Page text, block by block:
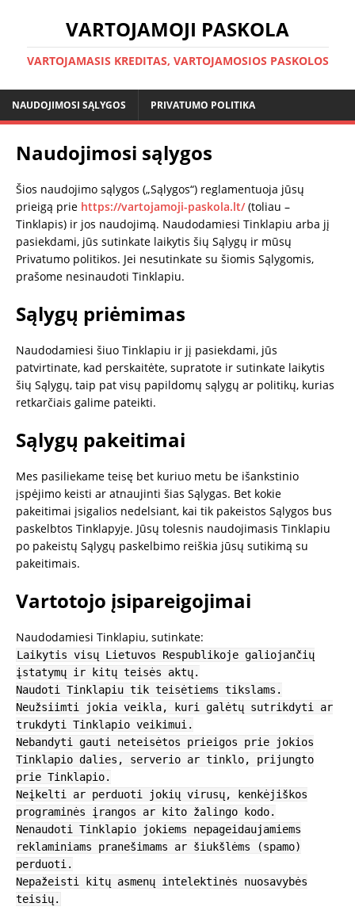
VARTOJAMOJI PASKOLA
VARTOJAMASIS KREDITAS, VARTOJAMOSIOS PASKOLOS
NAUDOJIMOSI SĄLYGOS PRIVATUMO POLITIKA
Naudojimosi sąlygos
Šios naudojimo sąlygos („Sąlygos“) reglamentuoja jūsų
prieigą prie https://vartojamoji-paskola.lt/(toliau –
Tinklapis) ir jos naudojimą. Naudodamiesi Tinklapiu arba jį
pasiekdami, jūs sutinkate laikytis šių Sąlygų ir mūsų
Privatumo politikos. Jei nesutinkate su šiomis Sąlygomis,
prašome nesinaudoti Tinklapiu.
Sąlygų priėmimas
Naudodamiesi šiuo Tinklapiu ir jį pasiekdami, jūs
patvirtinate, kad perskaitėte, supratote ir sutinkate laikytis
šių Sąlygų, taip pat visų papildomų sąlygų ar politikų, kurias
retkarčiais galime pateikti.
Sąlygų pakeitimai
Mes pasiliekame teisę bet kuriuo metu be išankstinio
įspėjimo keisti ar atnaujinti šias Sąlygas. Bet kokie
pakeitimai įsigalios nedelsiant, kai tik pakeistos Sąlygos bus
paskelbtos Tinklapyje. Jūsų tolesnis naudojimasis Tinklapiu
po pakeistų Sąlygų paskelbimo reiškia jūsų sutikimą su
pakeitimais.
Vartotojo įsipareigojimai
Naudodamiesi Tinklapiu, sutinkate:
Laikytis visų Lietuvos Respublikoje galiojančių
įstatymų ir kitų teisės aktų.
Naudoti Tinklapiu tik teisėtiems tikslams.
Neužsiimti jokia veikla, kuri galėtų sutrikdyti ar
trukdyti Tinklapio veikimui.
Nebandyti gauti neteisėtos prieigos prie jokios
Tinklapio dalies, serverio ar tinklo, prijungto
prie Tinklapio.
Neįkelti ar perduoti jokių virusų, kenkėjiškos
programinės įrangos ar kito žalingo kodo.
Nenaudoti Tinklapio jokiems nepageidaujamiems
reklaminiams pranešimams ar šiukšlėms (spamo)
perduoti.
Nepažeisti kitų asmenų intelektinės nuosavybės
teisių.